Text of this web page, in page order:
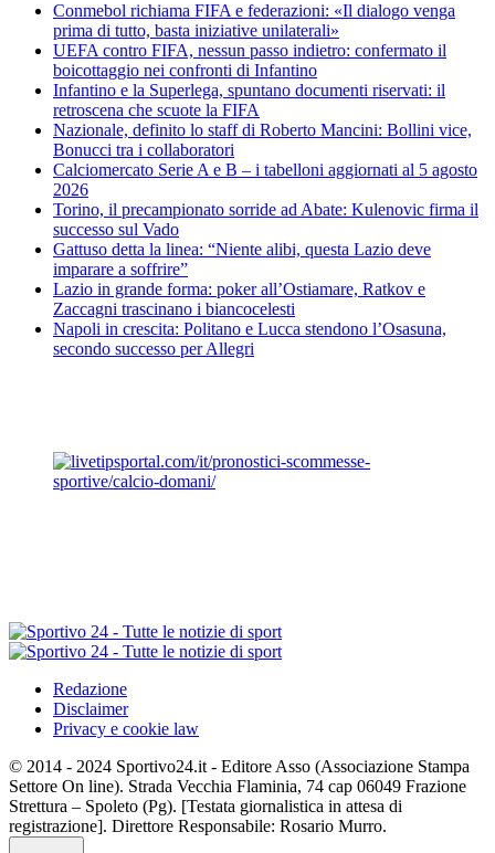
Conmebol richiama FIFA e federazioni: «Il dialogo venga
prima di tutto, basta iniziative unilaterali»
UEFA contro FIFA, nessun passo indietro: confermato il
boicottaggio nei confronti di Infantino
Infantino e la Superlega, spuntano documenti riservati: il
retroscena che scuote la FIFA
Nazionale, definito lo staff di Roberto Mancini: Bollini vice,
Bonucci tra i collaboratori
Calciomercato Serie A e B – i tabelloni aggiornati al 5 agosto
2026
Torino, il precampionato sorride ad Abate: Kulenovic firma il
successo sul Vado
Gattuso detta la linea: “Niente alibi, questa Lazio deve
imparare a soffrire”
Lazio in grande forma: poker all’Ostiamare, Ratkov e
Zaccagni trascinano i biancocelesti
Napoli in crescita: Politano e Lucca stendono l’Osasuna,
secondo successo per Allegri
Redazione
Disclaimer
Privacy e cookie law
© 2014 - 2024 Sportivo24.it - Editore Asso (Associazione Stampa
Settore On line). Strada Vecchia Flaminia, 74 cap 06049 Frazione
Strettura – Spoleto (Pg). [Testata giornalistica in attesa di
registrazione]. Direttore Responsabile: Rosario Murro.